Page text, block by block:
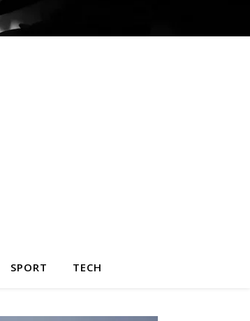
SPORT TECH